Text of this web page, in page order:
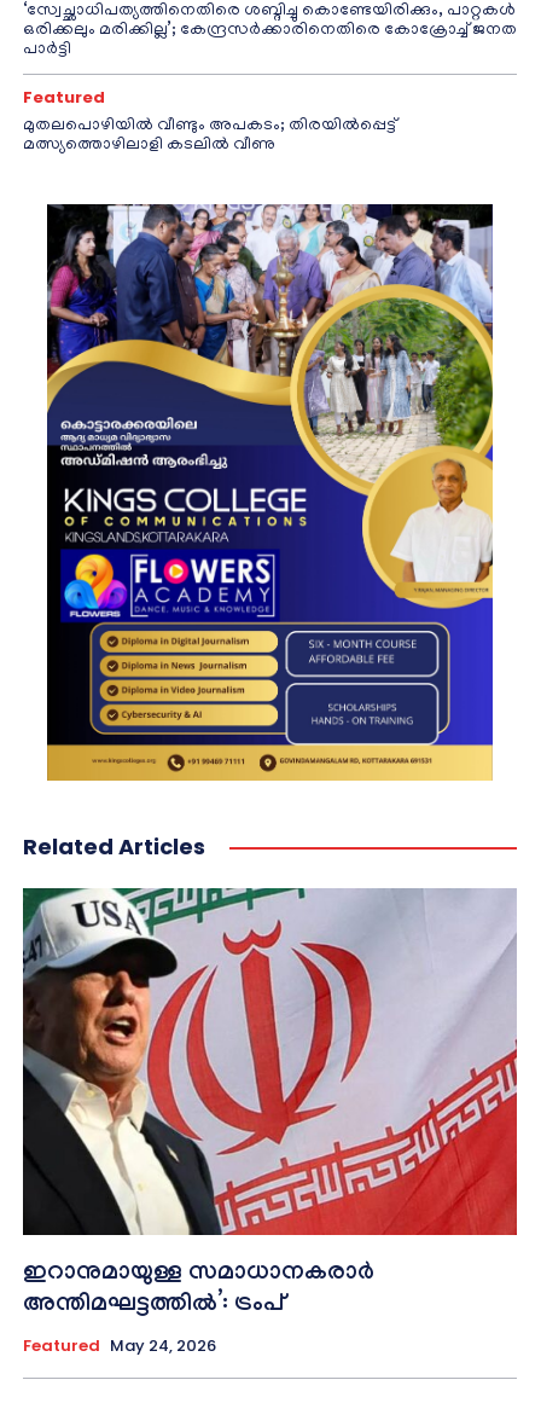
‘സ്വേച്ഛാധിപത്യത്തിനെതിരെ ശബ്ദിച്ചു കൊണ്ടേയിരിക്കും, പാറ്റകൾ
ഒരിക്കലും മരിക്കില്ല’; കേന്ദ്രസർക്കാരിനെതിരെ കോക്രോച്ച് ജനത
പാർട്ടി
Featured
മുതലപൊഴിയിൽ വീണ്ടും അപകടം; തിരയിൽപ്പെട്ട്
മത്സ്യത്തൊഴിലാളി കടലിൽ വീണു
Related Articles
ഇറാനുമായുള്ള സമാധാനകരാർ
അന്തിമഘട്ടത്തിൽ‌’: ട്രംപ്
Featured May 24, 2026